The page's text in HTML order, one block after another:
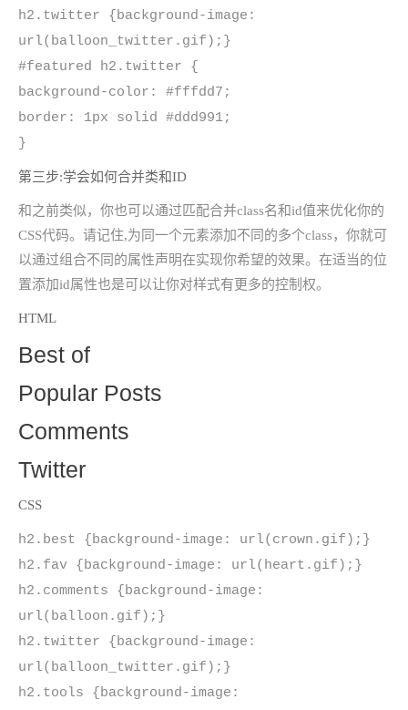
h2.twitter {background-image:
url(balloon_twitter.gif);}
#featured h2.twitter {
background-color: #fffdd7;
border: 1px solid #ddd991;
}
第三步:学会如何合并类和ID
和之前类似，你也可以通过匹配合并class名和id值来优化你的
CSS代码。请记住,为同一个元素添加不同的多个class，你就可
以通过组合不同的属性声明在实现你希望的效果。在适当的位
置添加id属性也是可以让你对样式有更多的控制权。
HTML
Best of
Popular Posts
Comments
Twitter
CSS
h2.best {background-image: url(crown.gif);}
h2.fav {background-image: url(heart.gif);}
h2.comments {background-image:
url(balloon.gif);}
h2.twitter {background-image:
url(balloon_twitter.gif);}
h2.tools {background-image: